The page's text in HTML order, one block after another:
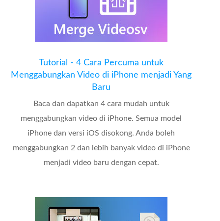
Tutorial - 4 Cara Percuma untuk
Menggabungkan Video di iPhone menjadi Yang
Baru
Baca dan dapatkan 4 cara mudah untuk
menggabungkan video di iPhone. Semua model
iPhone dan versi iOS disokong. Anda boleh
menggabungkan 2 dan lebih banyak video di iPhone
menjadi video baru dengan cepat.